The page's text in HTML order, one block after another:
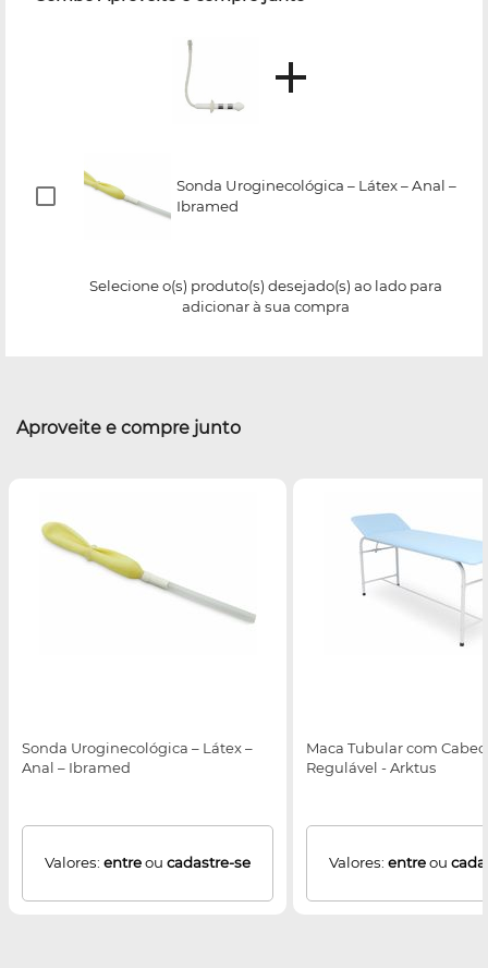
Sonda Uroginecológica – Látex – Anal –
Ibramed
Selecione o(s) produto(s) desejado(s) ao lado para
adicionar à sua compra
Aproveite e compre junto
Sonda Uroginecológica – Látex –
Anal – Ibramed
Valores: entreou cadastre-se
Maca Tubular com
Regulável - Arktus
Valores: entreou